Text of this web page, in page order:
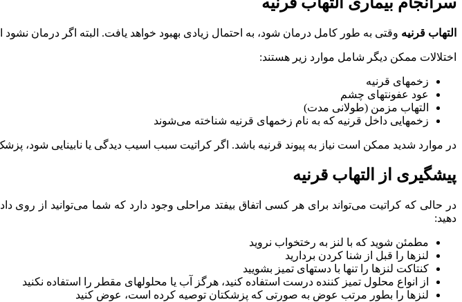
التهاب قرنیه وقتی به طور کامل درمان شود، به احتمال زیادی بهبود خواهد یافت. البته اگر درمان
اختلالات ممکن دیگر شامل موارد زیر هستند:
زخمهای قرنیه
عود عفونتهای چشم
التهاب مزمن (طولانی مدت)
زخمهایی داخل قرنیه که به نام زخمهای قرنیه شناخته می‌شوند
در موارد شدید ممکن است نیاز به پیوند قرنیه باشد. اگر کراتیت سبب اسیب دیدگی یا نابینایی شود،
پیشگیری از التهاب قرنیه
در حالی که کراتیت می‌تواند برای هر کسی اتفاق بیفتد مراحلی وجود دارد که شما می‌توانید از روی
دهید:
مطمئن شوید که با لنز به رختخواب نروید
لنزها را قبل از شنا کردن بردارید
کنتاکت لنزها را تنها با دستهای تمیز بشویید
از انواع محلول تمیز کننده درست استفاده کنید، هرگز آب یا محلولهای مقطر را استفاده نکنید
لنزها را بطور مرتب عوض به صورتی که پزشکتان توصیه کرده است، عوض کنید